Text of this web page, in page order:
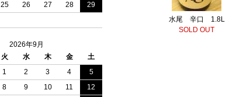
水尾 辛口 1.8L
SOLD OUT
25 26 27 28
29
2026年9月
火 水 木 金
土
1
2 3 4
5
8 9 10 11
12